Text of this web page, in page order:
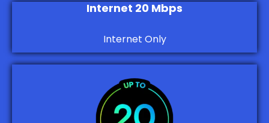
Internet 20 Mbps
Internet Only